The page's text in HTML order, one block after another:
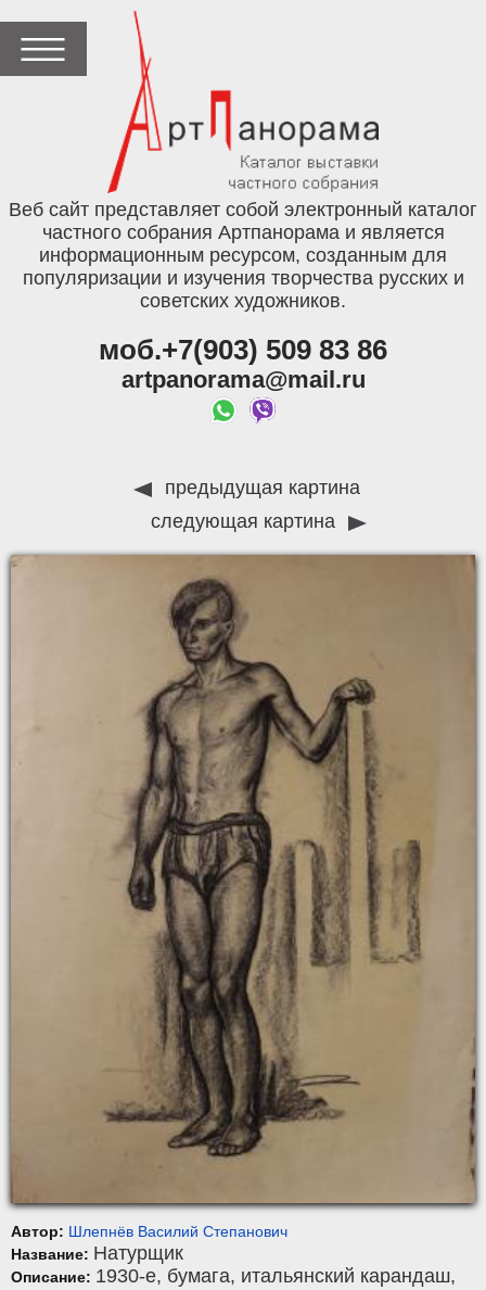
Веб сайт представляет собой электронный каталог
частного собрания Артпанорама и является
информационным ресурсом, созданным для
популяризации и изучения творчества русских и
советских художников.
моб.+7(903) 509 83 86
artpanorama@mail.ru
предыдущая картина
следующая картина
Автор: Шлепнёв Василий Степанович
Название: Натурщик
Описание: 1930-е, бумага, итальянский карандаш,